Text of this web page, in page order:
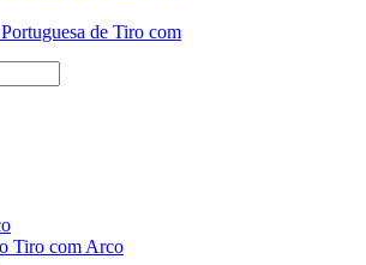
Tiro com Arco